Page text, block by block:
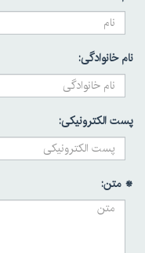
نام خانوادگی:
پست الکترونیکی:
* متن: